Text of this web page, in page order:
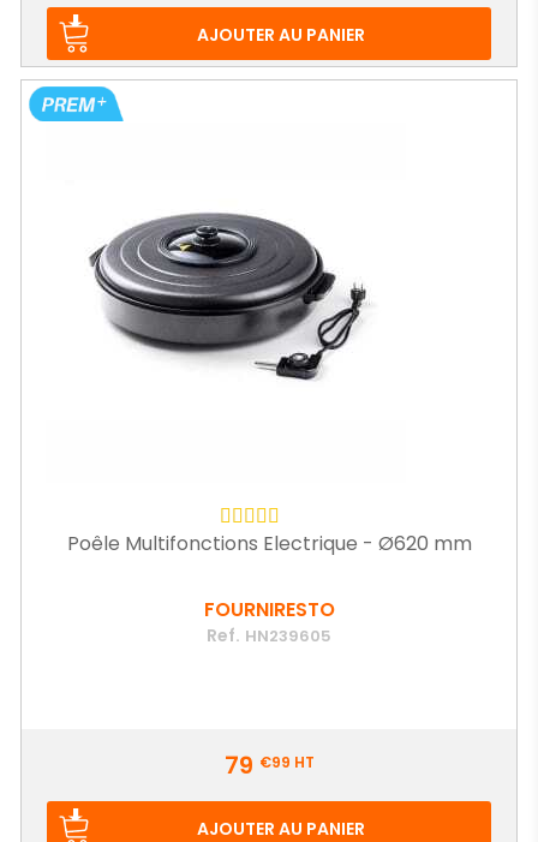
AJOUTER AU PANIER
Poêle Multifonctions Electrique - Ø620 mm
FOURNIRESTO
Ref. HN239605
79 €99 HT
AJOUTER AU PANIER